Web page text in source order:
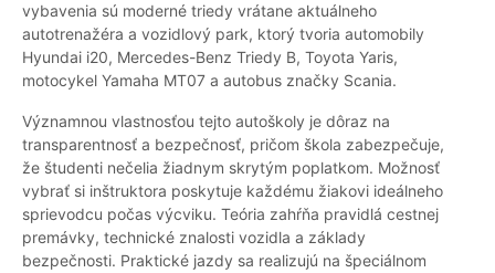
vybavenia sú moderné triedy vrátane aktuálneho
autotrenažéra a vozidlový park, ktorý tvoria automobily
Hyundai i20, Mercedes-Benz Triedy B, Toyota Yaris,
motocykel Yamaha MT07 a autobus značky Scania.
Významnou vlastnosťou tejto autoškoly je dôraz na
transparentnosť a bezpečnosť, pričom škola zabezpečuje,
že študenti nečelia žiadnym skrytým poplatkom. Možnosť
vybrať si inštruktora poskytuje každému žiakovi ideálneho
sprievodcu počas výcviku. Teória zahŕňa pravidlá cestnej
premávky, technické znalosti vozidla a základy
bezpečnosti. Praktické jazdy sa realizujú na špeciálnom